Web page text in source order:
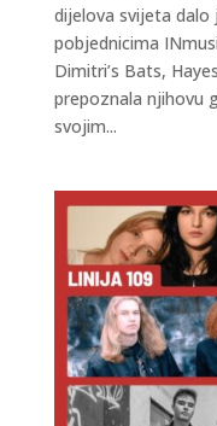
dijelova svijeta dalo
pobjednicima
Dimitri’s Bats,
prepoznala njihovu
svojim...